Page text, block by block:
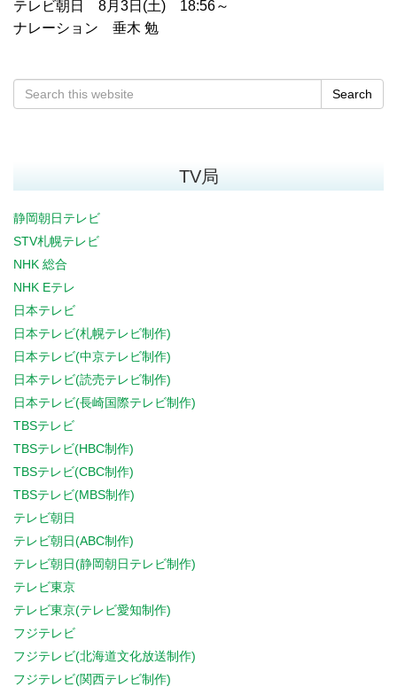
テレビ朝日 8月3日(土) 18:56～
ナレーション 垂木 勉
Search
TV局
静岡朝日テレビ
STV札幌テレビ
NHK 総合
NHK Eテレ
日本テレビ
日本テレビ(札幌テレビ制作)
日本テレビ(中京テレビ制作)
日本テレビ(読売テレビ制作)
日本テレビ(長崎国際テレビ制作)
TBSテレビ
TBSテレビ(HBC制作)
TBSテレビ(CBC制作)
TBSテレビ(MBS制作)
テレビ朝日
テレビ朝日(ABC制作)
テレビ朝日(静岡朝日テレビ制作)
テレビ東京
テレビ東京(テレビ愛知制作)
フジテレビ
フジテレビ(北海道文化放送制作)
フジテレビ(関西テレビ制作)